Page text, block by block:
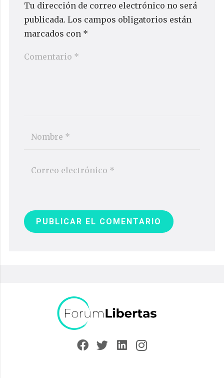
Tu dirección de correo electrónico no será
publicada. Los campos obligatorios están
marcados con *
PUBLICAR EL COMENTARIO